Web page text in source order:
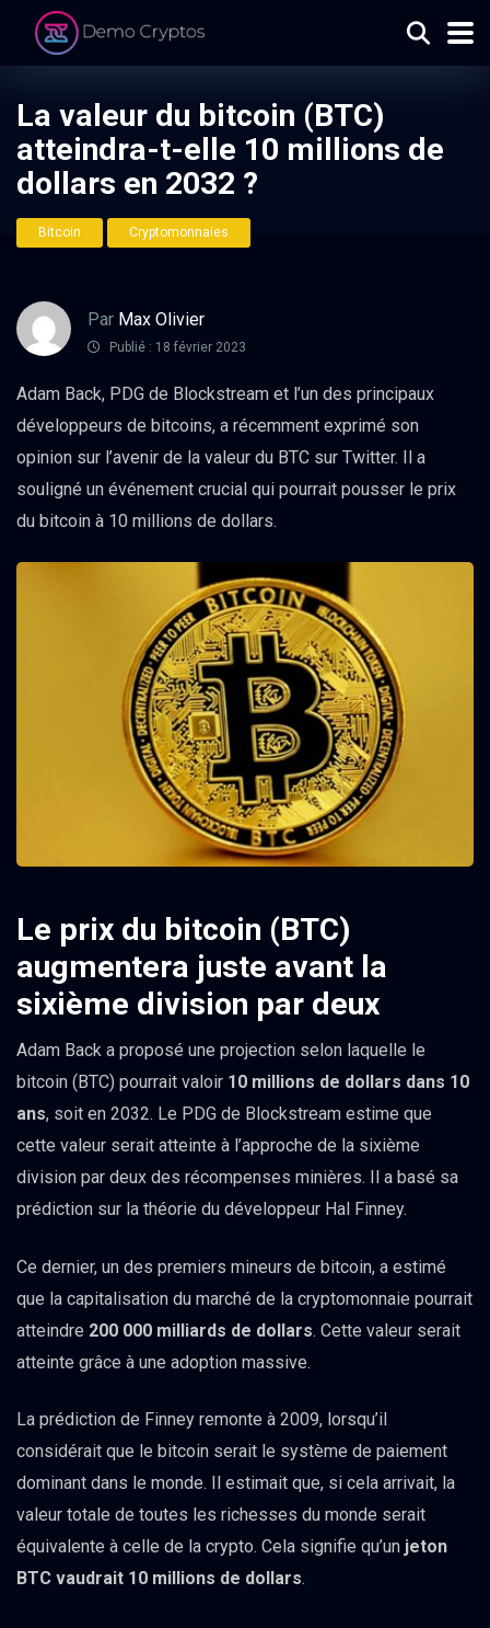
La valeur du bitcoin (BTC)
atteindra-t-elle 10 millions de
dollars en 2032 ?
Bitcoin Cryptomonnaies
Par Max Olivier
Publié : 18 février 2023
Adam Back, PDG de Blockstream et l’un des principaux
développeurs de bitcoins, a récemment exprimé son
opinion sur l’avenir de la valeur du BTC sur Twitter. Il a
souligné un événement crucial qui pourrait pousser le prix
du bitcoin à 10 millions de dollars.
Le prix du bitcoin (BTC)
augmentera juste avant la
sixième division par deux
Adam Back a proposé une projection selon laquelle le
bitcoin (BTC) pourrait valoir 10 millions de dollars dans 10
ans, soit en 2032. Le PDG de Blockstream estime que
cette valeur serait atteinte à l’approche de la sixième
division par deux des récompenses minières. Il a basé sa
prédiction sur la théorie du développeur Hal Finney.
Ce dernier, un des premiers mineurs de bitcoin, a estimé
que la capitalisation du marché de la cryptomonnaie pourrait
atteindre 200 000 milliards de dollars. Cette valeur serait
atteinte grâce à une adoption massive.
La prédiction de Finney remonte à 2009, lorsqu’il
considérait que le bitcoin serait le système de paiement
dominant dans le monde. Il estimait que, si cela arrivait, la
valeur totale de toutes les richesses du monde serait
équivalente à celle de la crypto. Cela signifie qu’un jeton
BTC vaudrait 10 millions de dollars.